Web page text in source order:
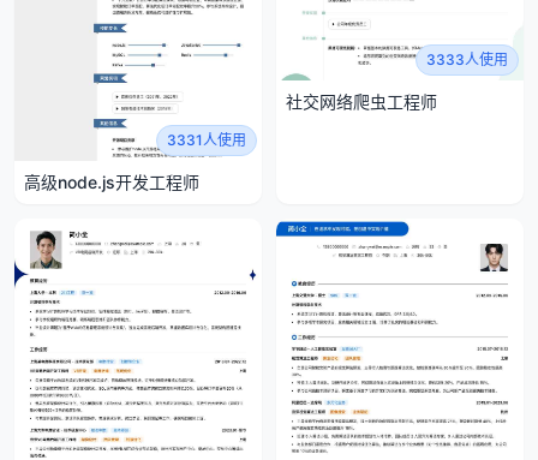
3331人使用
高级node.js开发工程师
3333人使用
社交网络爬虫工程师